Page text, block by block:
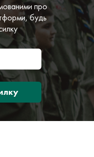
про
будь